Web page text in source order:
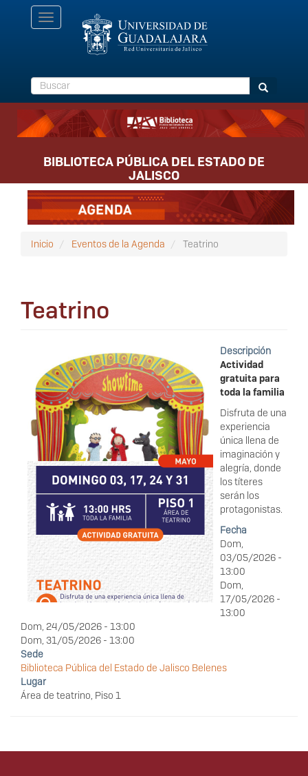
Toggle
navigation
Buscar Buscar
BIBLIOTECA PÚBLICA DEL ESTADO DE
JALISCO
Inicio Eventos de la Agenda Teatrino
Teatrino
Descripción
Actividad
gratuita para
toda la familia
Disfruta de una
experiencia
única llena de
imaginación y
alegría, donde
los títeres
serán los
protagonistas.
Fecha
Dom,
03/05/2026 -
13:00
Dom,
17/05/2026 -
13:00
Dom, 24/05/2026 - 13:00
Dom, 31/05/2026 - 13:00
Sede
Biblioteca Pública del Estado de Jalisco Belenes
Lugar
Área de teatrino, Piso 1